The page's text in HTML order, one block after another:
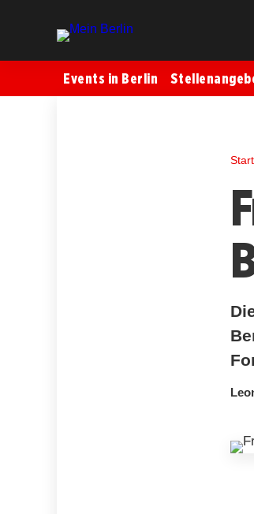
Events in Berlin